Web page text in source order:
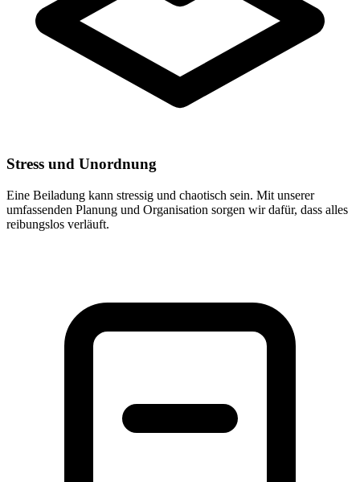
Stress und Unordnung
Eine Beiladung kann stressig und chaotisch sein. Mit unserer
umfassenden Planung und Organisation sorgen wir dafür, dass alles
reibungslos verläuft.